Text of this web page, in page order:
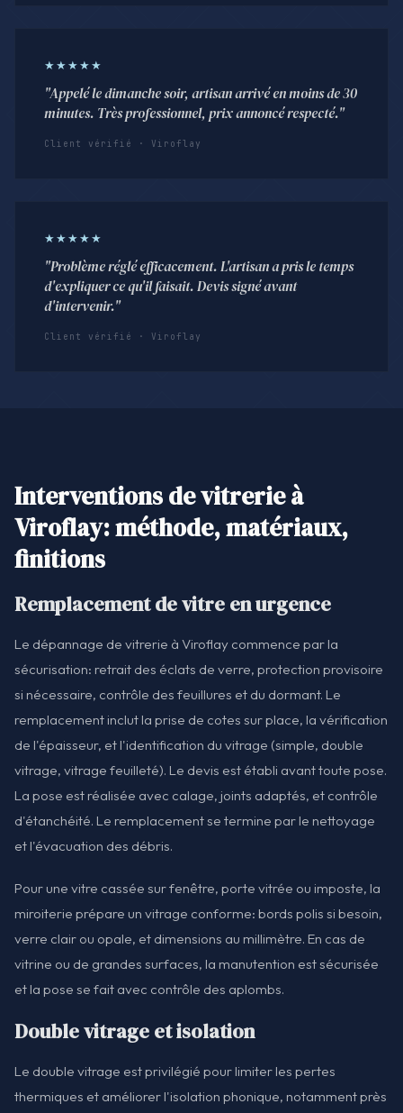
★★★★★
"Appelé le dimanche soir, artisan arrivé en moins de 30
minutes. Très professionnel, prix annoncé respecté."
Client vérifié · Viroflay
★★★★★
"Problème réglé efficacement. L'artisan a pris le temps
d'expliquer ce qu'il faisait. Devis signé avant
d'intervenir."
Client vérifié · Viroflay
Interventions de vitrerie à
Viroflay: méthode, matériaux,
finitions
Remplacement de vitre en urgence
Le dépannage de vitrerie à Viroflay commence par la
sécurisation: retrait des éclats de verre, protection provisoire
si nécessaire, contrôle des feuillures et du dormant. Le
remplacement inclut la prise de cotes sur place, la vérification
de l'épaisseur, et l'identification du vitrage (simple, double
vitrage, vitrage feuilleté). Le devis est établi avant toute pose.
La pose est réalisée avec calage, joints adaptés, et contrôle
d'étanchéité. Le remplacement se termine par le nettoyage
et l'évacuation des débris.
Pour une vitre cassée sur fenêtre, porte vitrée ou imposte, la
miroiterie prépare un vitrage conforme: bords polis si besoin,
verre clair ou opale, et dimensions au millimètre. En cas de
vitrine ou de grandes surfaces, la manutention est sécurisée
et la pose se fait avec contrôle des aplombs.
Double vitrage et isolation
Le double vitrage est privilégié pour limiter les pertes
thermiques et améliorer l'isolation phonique, notamment près